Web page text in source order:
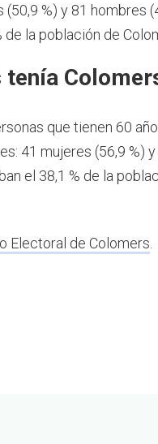
%) y 81 hombres
la población de
que tienen 60
41 mujeres (56,9 %)
el 38,1 % de la
Electoral de Colomers